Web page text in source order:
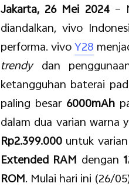
Jakarta, 26 Mei 2024 –
diandalkan, vivo
performa. vivoY28
trendy dan
ketangguhan baterai
paling besar 6000mAh
dalam dua varian warna
Rp2.399.000 untuk varian
Extended RAM dengan
ROM. Mulai hari ini (26/